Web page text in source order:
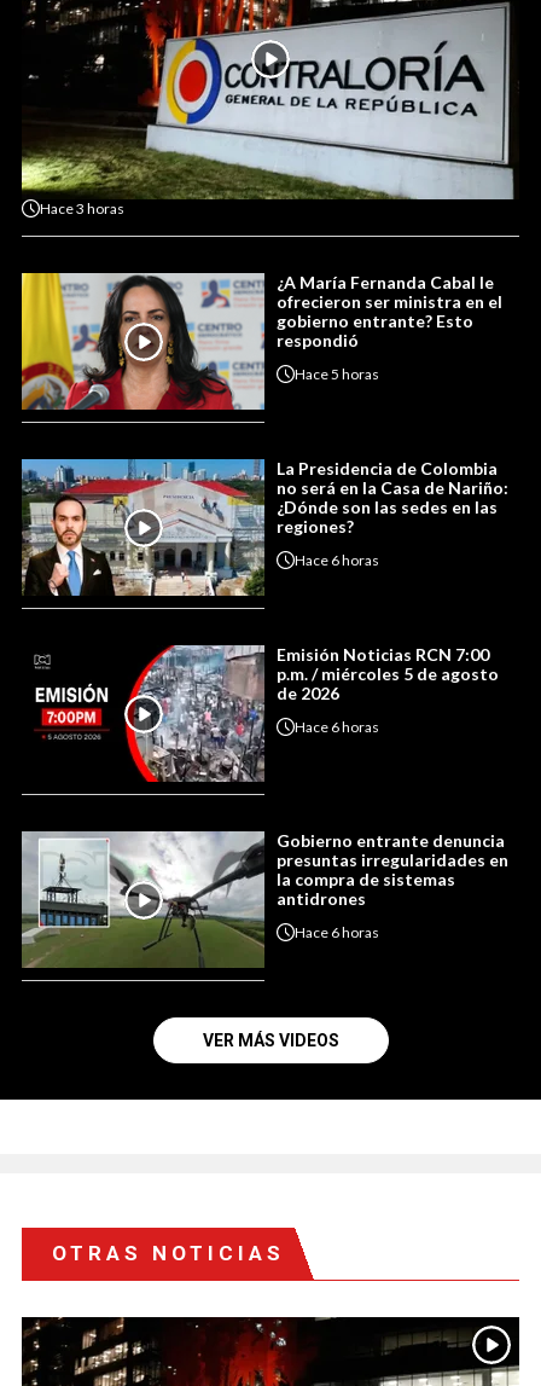
Hace3 horas
¿A María Fernanda Cabal le
ofrecieron ser ministra en el
gobierno entrante? Esto
respondió
Hace5 horas
La Presidencia de Colombia
no será en la Casa de Nariño:
¿Dónde son las sedes en las
regiones?
Hace 6 horas
Emisión Noticias RCN 7:00
p.m. / miércoles 5 de agosto
de 2026
Hace 6 horas
Gobierno entrante denuncia
presuntas irregularidades en
la compra de sistemas
antidrones
Hace 6 horas
VER MÁS VIDEOS
OTRAS NOTICIAS